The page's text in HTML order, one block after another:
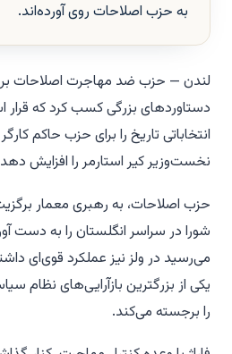
به حزب اصلاحات روی آورده‌اند.
لندن — حزب ضد مهاجرت اصلاحات
دستاوردهای بزرگی کسب کرد که قرار
انتخاباتی تاریخ را برای حزب حاکم
نخست‌وزیر کیر استارمر را افزایش
حزب اصلاحات، به رهبری معمار
شورا در سراسر انگلستان را به دست
می‌رسید در ولز نیز عملکرد قوی‌ای
یکی از بزرگترین بازآرایی‌های نظام
را برجسته می‌کند.